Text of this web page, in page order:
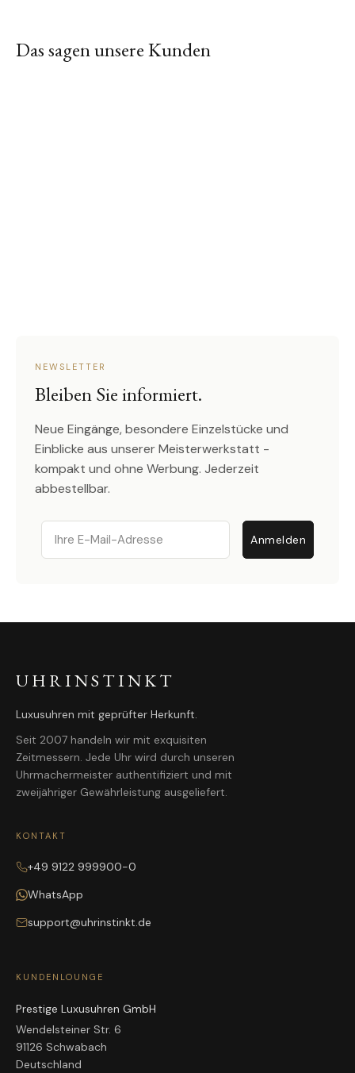
Das sagen unsere Kunden
NEWSLETTER
Bleiben Sie informiert.
Neue Eingänge, besondere Einzelstücke und
Einblicke aus unserer Meisterwerkstatt -
kompakt und ohne Werbung. Jederzeit
abbestellbar.
Email
Anmelden
UHRINSTINKT
Luxusuhren mit geprüfter Herkunft.
Seit 2007 handeln wir mit exquisiten
Zeitmessern. Jede Uhr wird durch unseren
Uhrmachermeister authentifiziert und mit
zweijähriger Gewährleistung ausgeliefert.
KONTAKT
+49 9122 999900-0
WhatsApp
support@uhrinstinkt.de
KUNDENLOUNGE
Prestige Luxusuhren GmbH
Wendelsteiner Str. 6
91126 Schwabach
Deutschland